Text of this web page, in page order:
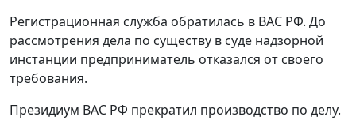
Регистрационная служба обратилась в ВАС РФ. До
рассмотрения дела по существу в суде надзорной
инстанции предприниматель отказался от своего
требования.
Президиум ВАС РФ прекратил производство по делу.